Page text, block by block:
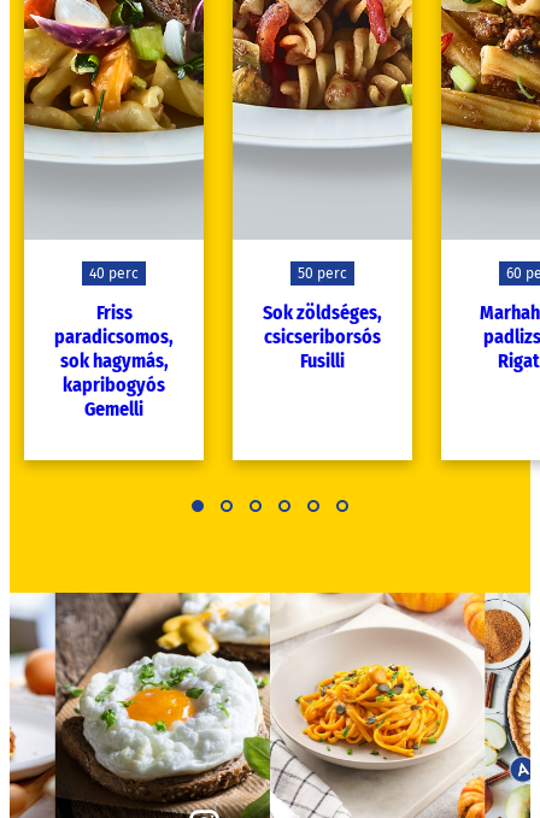
40 perc
Friss
paradicsomos,
sok hagymás,
kapribogyós
Gemelli
50 perc
Sok zöldséges,
csicseriborsós
Fusilli
60